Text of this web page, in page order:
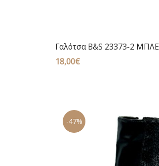
Γαλότσα B&S 23373-2 ΜΠΛΕ
18,00€
-47%